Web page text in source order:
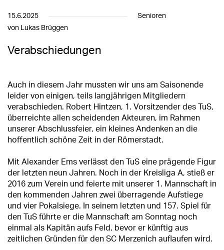
15.6.2025
Senioren
von Lukas Brüggen
Verabschiedungen
Auch in diesem Jahr mussten wir uns am Saisonende
leider von einigen, teils langjährigen Mitgliedern
verabschieden. Robert Hintzen, 1. Vorsitzender des TuS,
überreichte allen scheidenden Akteuren, im Rahmen
unserer Abschlussfeier, ein kleines Andenken an die
hoffentlich schöne Zeit in der Römerstadt.
Mit Alexander Ems verlässt den TuS eine prägende Figur
der letzten neun Jahren. Noch in der Kreisliga A, stieß er
2016 zum Verein und feierte mit unserer 1. Mannschaft in
den kommenden Jahren zwei überragende Aufstiege
und vier Pokalsiege. In seinem letzten und 157. Spiel für
den TuS führte er die Mannschaft am Sonntag noch
einmal als Kapitän aufs Feld, bevor er künftig aus
zeitlichen Gründen für den SC Merzenich auflaufen wird.